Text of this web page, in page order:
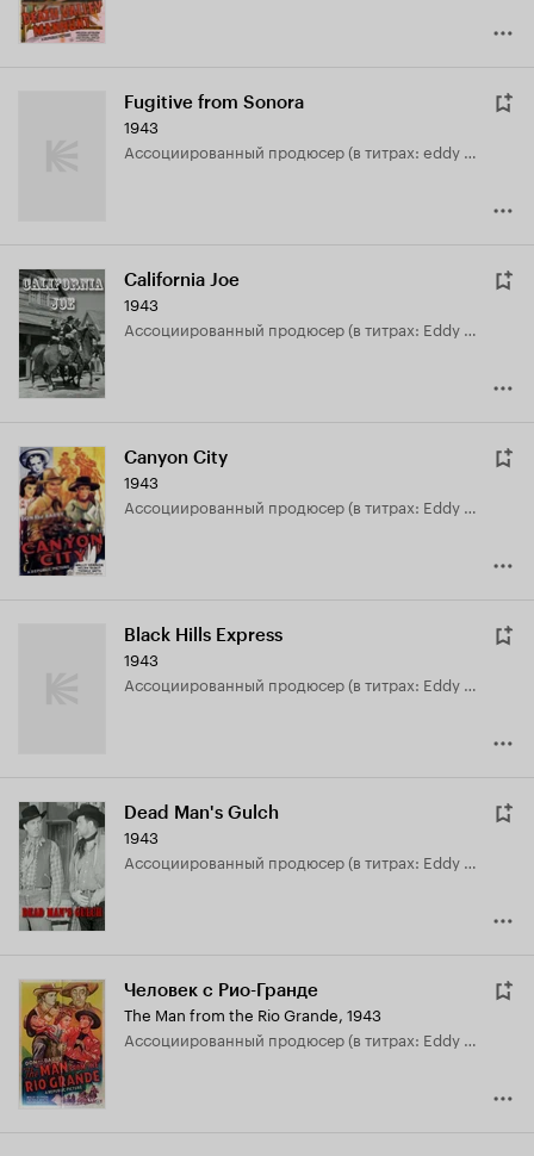
Fugitive from Sonora
1943
ассоциированный продюсер (в титрах: eddy white)
California Joe
1943
ассоциированный продюсер (в титрах: Eddy White)
Canyon City
1943
ассоциированный продюсер (в титрах: Eddy White)
Black Hills Express
1943
ассоциированный продюсер (в титрах: Eddy White)
Dead Man's Gulch
1943
ассоциированный продюсер (в титрах: Eddy White)
Человек с Рио-Гранде
The Man from the Rio Grande, 1943
ассоциированный продюсер (в титрах: Eddy White)